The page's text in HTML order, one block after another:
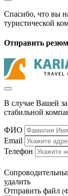
Спасибо, что вы
туристической
Отправить
В случае Вашей
стабильной
ФИО
Email
Телефон
удалить
Отправить файл